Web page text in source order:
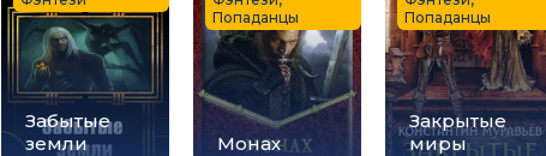
Забытые
земли
Монах
Попаданцы
Закрытые
миры
Попаданцы